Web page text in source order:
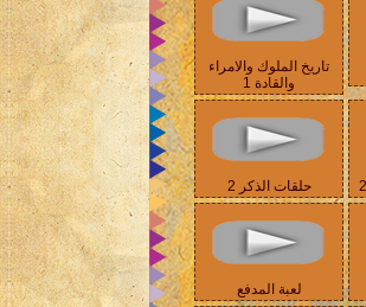
تاريخ الملوك والامراء
والقادة 1
حلقات الذكر 2
لعبة المدفع